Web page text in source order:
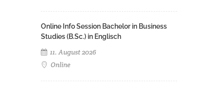
Online Info Session Bachelor in Business
Studies (B.Sc.) in Englisch
11. August 2026
Online